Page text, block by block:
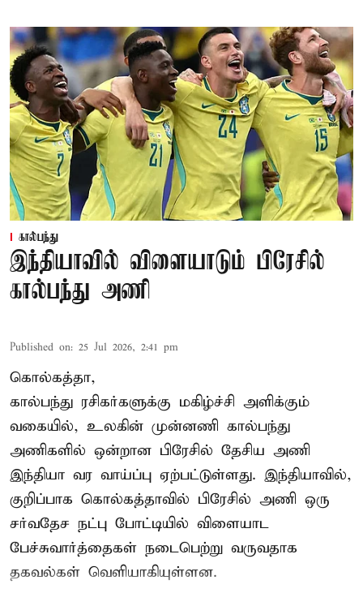
கால்பந்து
இந்தியாவில் விளையாடும் பிரேசில்
கால்பந்து அணி
Published on: 25 Jul 2026, 2:41 pm
கொல்கத்தா,
கால்பந்து ரசிகர்களுக்கு மகிழ்ச்சி அளிக்கும்
வகையில், உலகின் முன்னணி கால்பந்து
அணிகளில் ஒன்றான பிரேசில் தேசிய அணி
இந்தியா வர வாய்ப்பு ஏற்பட்டுள்ளது. இந்தியாவில்,
குறிப்பாக கொல்கத்தாவில் பிரேசில் அணி ஒரு
சர்வதேச நட்பு போட்டியில் விளையாட
பேச்சுவார்த்தைகள் நடைபெற்று வருவதாக
தகவல்கள் வெளியாகியுள்ளன.